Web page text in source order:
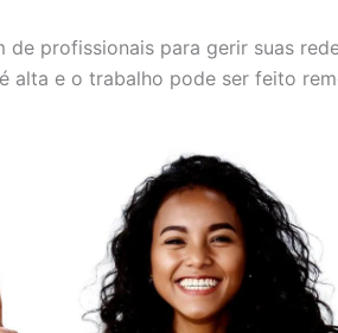
de profissionais para gerir suas
alta e o trabalho pode ser feito